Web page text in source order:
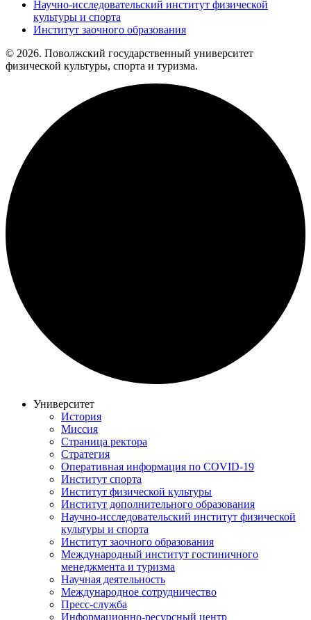
Научно-исследовательский институт физической
культуры и спорта
Институт заочного образования
© 2026. Поволжский государственный университет
физической культуры, спорта и туризма.
Университет
История
Миссия
Страница ректора
Стратегия
Оперативная информация по COVID-19
Институт спорта
Институт физической культуры
Институт дополнительного образования
Научно-исследовательский институт физической
культуры и спорта
Институт заочного образования
Международный институт гостиничного
менеджмента и туризма
Научная деятельность
Международное сотрудничество
Пресс-служба
Информационно-ресурсный центр